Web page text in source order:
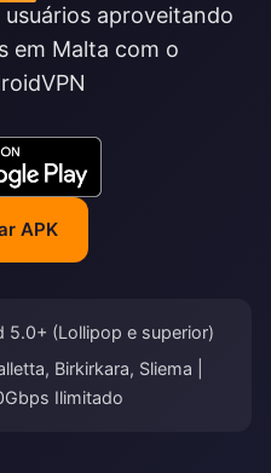
aproveitando
em Malta com o
APK
5.0+ (Lollipop e superior)
Birkirkara, Sliema |
Ilimitado